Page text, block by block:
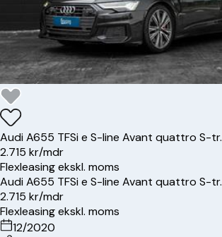
AudiA655 TFSi e S-line Avant quattro S-tr.
2.715 kr/mdr
Flexleasing ekskl. moms
AudiA655 TFSi e S-line Avant quattro S-tr.
2.715 kr/mdr
Flexleasing ekskl. moms
12/2020